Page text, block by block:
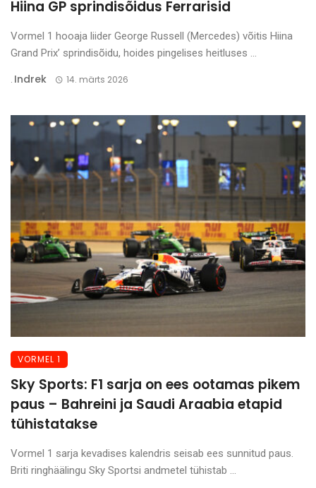
Hiina GP sprindisõidus Ferrarisid
Vormel 1 hooaja liider George Russell (Mercedes) võitis Hiina
Grand Prix’ sprindisõidu, hoides pingelises heitluses ...
. Indrek 14. märts 2026
VORMEL 1
Sky Sports: F1 sarja on ees ootamas pikem
paus – Bahreini ja Saudi Araabia etapid
tühistatakse
Vormel 1 sarja kevadises kalendris seisab ees sunnitud paus.
Briti ringhäälingu Sky Sportsi andmetel tühistab ...